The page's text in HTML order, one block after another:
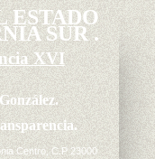
ESTADO
SUR .
XVI
Centro, C.P 23000